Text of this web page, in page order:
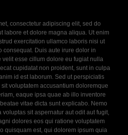
consectetur adipiscing elit, sed do
labore et dolore magna aliqua. Ut enim
exercitation ullamco laboris nisi ut
consequat. Duis aute irure dolor in
velit esse cillum dolore eu fugiat nulla
cupidatat non proident, sunt in culpa
id est laborum. Sed ut perspiciatis
voluptatem accusantium doloremque
eaque ipsa quae ab illo inventore
vitae dicta sunt explicabo. Nemo
sit aspernatur aut odit aut fugit,
dolores eos qui ratione voluptatem
quisquam est, qui dolorem ipsum quia